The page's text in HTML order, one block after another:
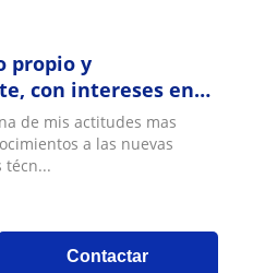
propio y
con intereses en
compartir
de mis actitudes mas
a las nuevas
técn...
Contactar